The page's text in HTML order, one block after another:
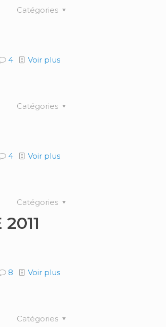
Catégories
4 Voir plus
Catégories
4 Voir plus
Catégories
8 Voir plus
Catégories